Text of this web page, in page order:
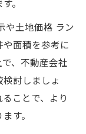
。
や土地価格 ラン
面積を参考に
、不動産会社
討しましょ
ことで、より
す。